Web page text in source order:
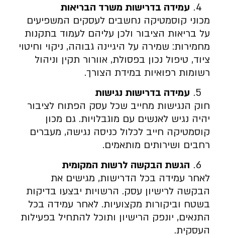
עמידה בדרישות משרד הבריאות
מכוני קוסמטיקה נחשבים לעסקים המשפיעים
על בריאות הציבור ולכן עליהם לעמוד בתקנות
מחמירות: שמירה על היגיינה גבוהה, ניקוי וחיטוי
ציוד, טיפול נכון בפסולת, אוורור תקין וניהול
רשומות רפואיות במידת הצורך.
עמידה בדרישות נגישות
חוק הנגישות מחייב שכל עסק הפתוח לציבור
יהיה נגיש לאנשים עם מוגבלויות. גם מכון
קוסמטיקה חייב לכלול כניסה נגישה, מעברים
רחבים ושירותים מותאמים.
הגשת הבקשה לרשות המקומית
לאחר עמידה בכל הדרישות, מגישים את
הבקשה לרישיון עסק. הרשויות יבצעו בדיקות
בשטח וביקורות מקצועיות. לאחר עמידה בכל
התנאים, יונפק הרישיון ותוכל להתחיל בפעילות
העסקית.